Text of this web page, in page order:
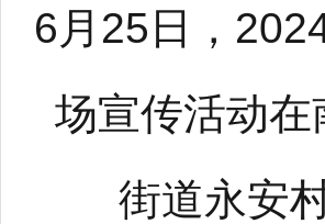
6月25日，
场宣传活动
街道永安